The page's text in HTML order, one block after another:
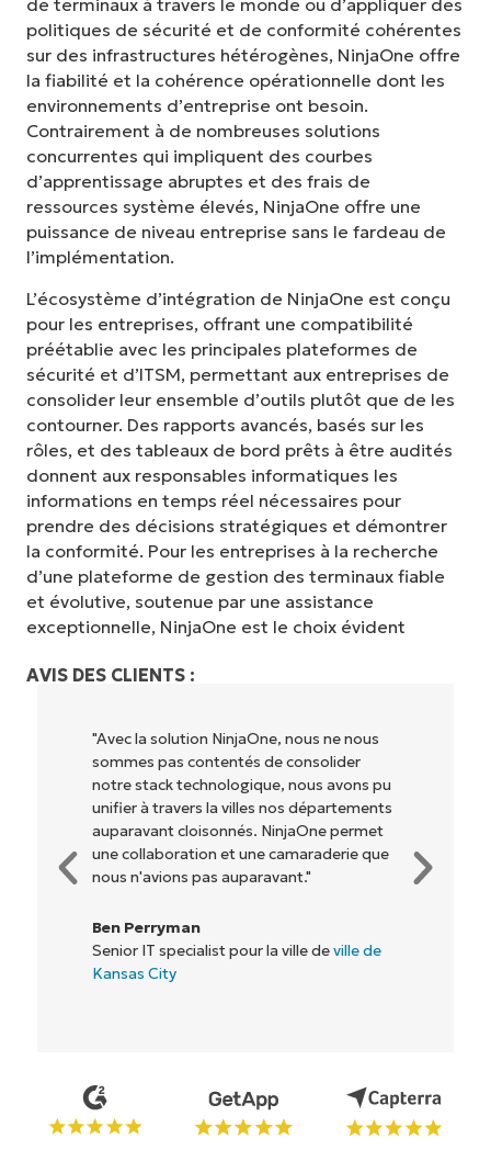
de terminaux à travers le monde ou d’appliquer des
politiques de sécurité et de conformité cohérentes
sur des infrastructures hétérogènes, NinjaOne offre
la fiabilité et la cohérence opérationnelle dont les
environnements d’entreprise ont besoin.
Contrairement à de nombreuses solutions
concurrentes qui impliquent des courbes
d’apprentissage abruptes et des frais de
ressources système élevés, NinjaOne offre une
puissance de niveau entreprise sans le fardeau de
l’implémentation.
L’écosystème d’intégration de NinjaOne est conçu
pour les entreprises, offrant une compatibilité
préétablie avec les principales plateformes de
sécurité et d’ITSM, permettant aux entreprises de
consolider leur ensemble d’outils plutôt que de les
contourner. Des rapports avancés, basés sur les
rôles, et des tableaux de bord prêts à être audités
donnent aux responsables informatiques les
informations en temps réel nécessaires pour
prendre des décisions stratégiques et démontrer
la conformité. Pour les entreprises à la recherche
d’une plateforme de gestion des terminaux fiable
et évolutive, soutenue par une assistance
exceptionnelle, NinjaOne est le choix évident
AVIS DES CLIENTS :
"NinjaOne permet à notre entreprise (ainsi
qu'aux propriétaires et opérateurs avec
lesquels nous travaillons) d'être plus
rentables. Tout le monde y gagne."
Rory McCune
Directeur informatique chezFlash